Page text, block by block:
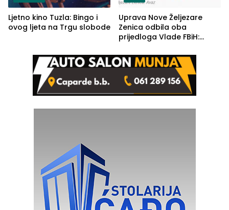
Ljetno kino Tuzla: Bingo i
ovog ljeta na Trgu slobode
Uprava Nove Željezare
Zenica odbila oba
prijedloga Vlade FBiH:
rješenje